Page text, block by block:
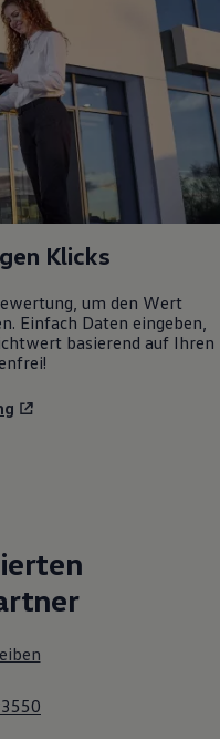
Klicks
um den Wert
Einfach Daten eingeben,
basierend auf Ihren